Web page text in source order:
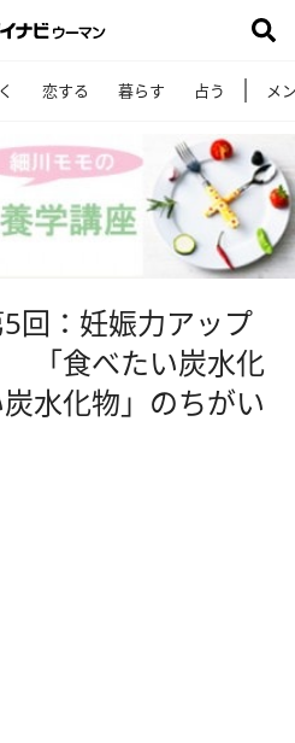
恋する 暮らす 占う メ
5回：妊娠力アップ
「食べたい炭水化
水化物」のちがい